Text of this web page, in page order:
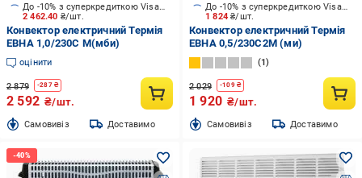
2 462.40 ₴/шт.
До -10% з суперкредиткою Visa Вигода
Конвектор електричний Термія
ЕВНА 1,0/230С М(мби)
оцінити
2 879 -287₴
2 592 ₴/шт.
Cамовивіз Доставимо
1 824₴/шт.
До -10% з суперкредиткою Visa Вигода
Конвектор електричний Термія
ЕВНА 0,5/230С2М (ми)
1
2 029 -109₴
1 920 ₴/шт.
Cамовивіз Доставимо